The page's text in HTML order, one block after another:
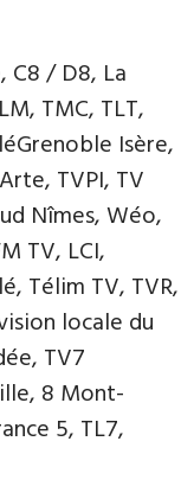
C8 / D8, La
TMC, TLT,
Isère,
TVPI, TV
Nîmes, Wéo,
TV, LCI,
Télim TV, TVR,
locale du
TV7
8 Mont-
5, TL7,